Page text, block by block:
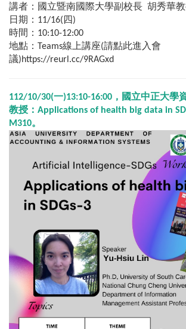
講者：國立暨南國際大學副校長 胡秀華
日期：11/16(四)
時間：10:10-12:00
地點：Teams線上講座(請點此進入會
議)https://reurl.cc/9RAGxd
112/10/30(一)13:10-16:00，國立中正大學
教授：Applications of health big data in
M310。